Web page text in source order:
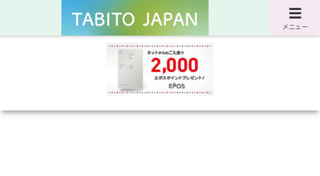
サスティナブルな旅と暮らしのWebマガジン
メニュー